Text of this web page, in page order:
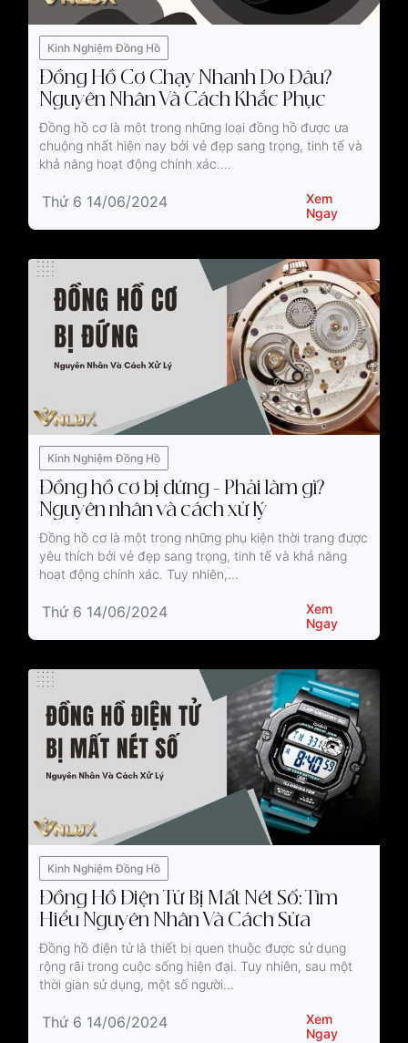
Kinh Nghiệm Đồng Hồ
Đồng Hồ Cơ Chạy Nhanh Do Đâu?
Nguyên Nhân Và Cách Khắc Phục
Đồng hồ cơ là một trong những loại đồng hồ được ưa
chuộng nhất hiện nay bởi vẻ đẹp sang trọng, tinh tế và
khả năng hoạt động chính xác....
Thứ 6 14/06/2024
Xem
Ngay
Kinh Nghiệm Đồng Hồ
Đồng hồ cơ bị đứng - Phải làm gì?
Nguyên nhân và cách xử lý
Đồng hồ cơ là một trong những phụ kiện thời trang được
yêu thích bởi vẻ đẹp sang trọng, tinh tế và khả năng
hoạt động chính xác. Tuy nhiên,...
Thứ 6 14/06/2024
Xem
Ngay
Kinh Nghiệm Đồng Hồ
Đồng Hồ Điện Tử Bị Mất Nét Số: Tìm
Hiểu Nguyên Nhân Và Cách Sửa
Đồng hồ điện tử là thiết bị quen thuộc được sử dụng
rộng rãi trong cuộc sống hiện đại. Tuy nhiên, sau một
thời gian sử dụng, một số người...
Thứ 6 14/06/2024
Xem
Ngay